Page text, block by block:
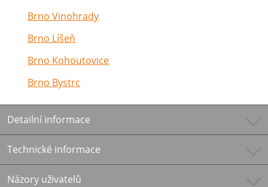
Brno Vinohrady
Brno Líšeň
Brno Kohoutovice
Brno Bystrc
Detailní informace
Technické informace
Názory uživatelů